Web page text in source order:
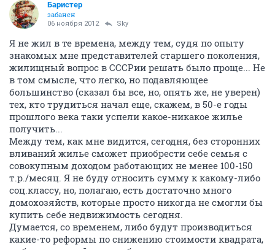
Баристер
забанен
06 ноября 2012 Sky
Я не жил в те времена, между тем, судя по опыту
знакомых мне представителей старшего поколения,
жилищный вопрос в СССРии решать было проще... Не
в том смысле, что легко, но подавляющее
большинство (сказал бы все, но, опять же, не уверен)
тех, кто трудиться начал еще, скажем, в 50-е годы
прошлого века таки успели какое-никакое жилье
получить...
Между тем, как мне видится, сегодня, без сторонних
вливаний жилье сможет приобрести себе семья с
совокупным доходом работающих не менее 100-150
т.р./месяц. Я не буду относить сумму к какому-либо
соц.классу, но, полагаю, есть достаточно много
домохозяйств, которые просто никогда не смогли бы
купить себе недвижимость сегодня.
Думается, со временем, либо будут производиться
какие-то реформы по снижению стоимости квадрата,